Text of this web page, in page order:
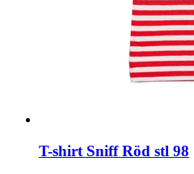
T-shirt Sniff Röd stl 98